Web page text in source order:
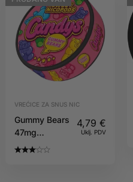
VREĆICE ZA SNUS NIC
Gummy Bears
47mg
CANDYS
4,79 €
Uklj. PDV